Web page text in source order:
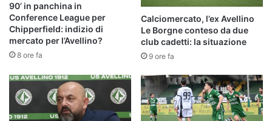
90’ in panchina in
Conference League per
Chipperfield: indizio di
mercato per l’Avellino?
8 ore fa
Calciomercato, l’ex Avellino
Le Borgne conteso da due
club cadetti: la situazione
9 ore fa